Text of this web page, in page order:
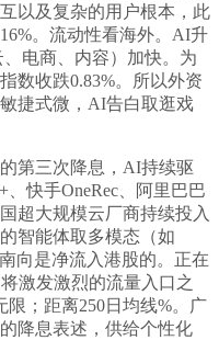
以及复杂的用户根本，此
。流动性看海外。AI升
电商、内容）加快。为
数收跌0.83%。所以外资
捷式微，AI告白取逛戏
第三次降息，AI持续驱
快手OneRec、阿里巴巴
超大规模云厂商持续投入
智能体取多模态（如
向是净流入港股的。正在
激发激烈的流量入口之
；距离250日均线%。广
降息表述，供给个性化